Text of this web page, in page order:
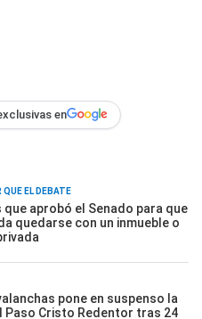
en
QUÉ EL DEBATE
aprobó el Senado para que
quedarse con un inmueble o
pone en suspenso la
Paso Cristo Redentor tras 24